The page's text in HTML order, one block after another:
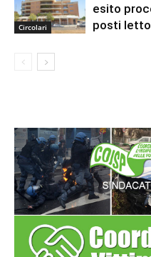
Circolari
esito
posti letto